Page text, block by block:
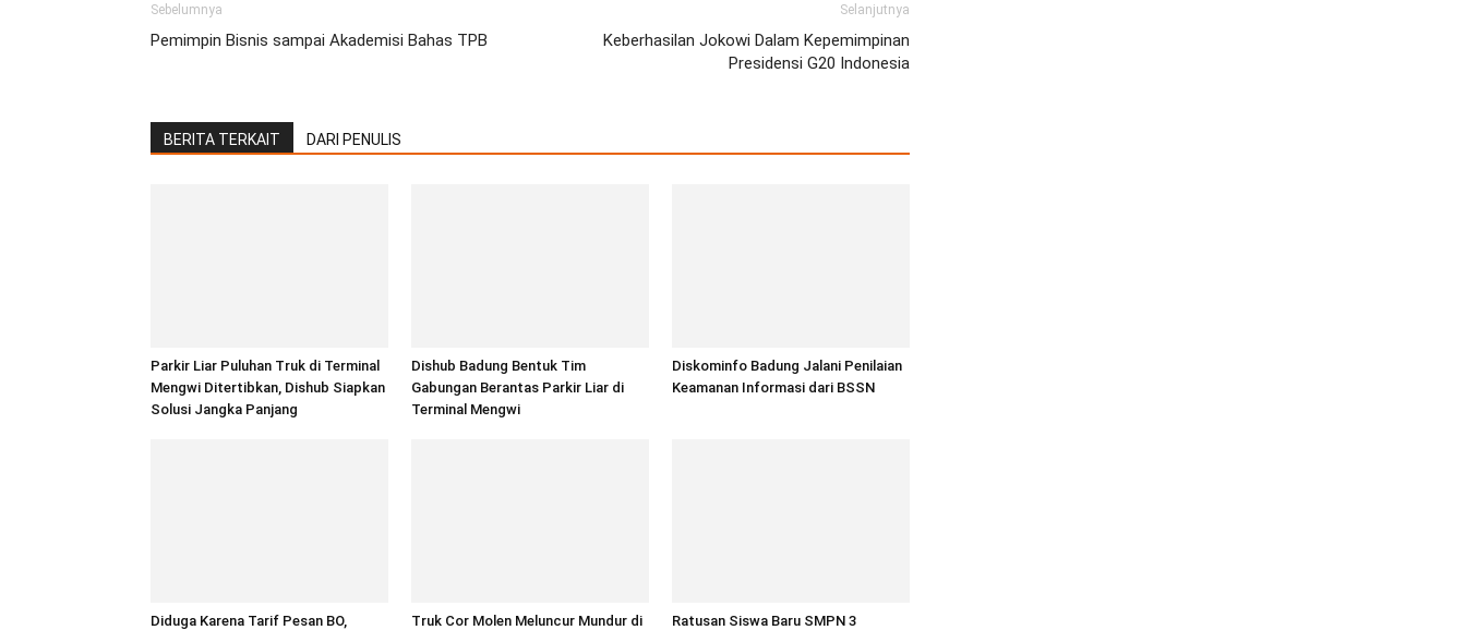
Sebelumnya
Pemimpin Bisnis sampai Akademisi Bahas TPB
Selanjutnya
Keberhasilan Jokowi Dalam Kepemimpinan
Presidensi G20 Indonesia
BERITA TERKAIT DARI PENULIS
Parkir Liar Puluhan Truk di Terminal
Mengwi Ditertibkan, Dishub Siapkan
Solusi Jangka Panjang
Dishub Badung Bentuk Tim
Gabungan Berantas Parkir Liar di
Terminal Mengwi
Diskominfo Badung Jalani Penilaian
Keamanan Informasi dari BSSN
Diduga Karena Tarif Pesan BO, Truk Cor Molen Meluncur Mundur di Ratusan Siswa Baru SMPN 3